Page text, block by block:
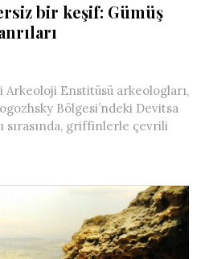
bir keşif: Gümüş
Arkeoloji Enstitüsü arkeologları,
Bölgesi’ndeki Devitsa
sırasında, griffinlerle çevrili